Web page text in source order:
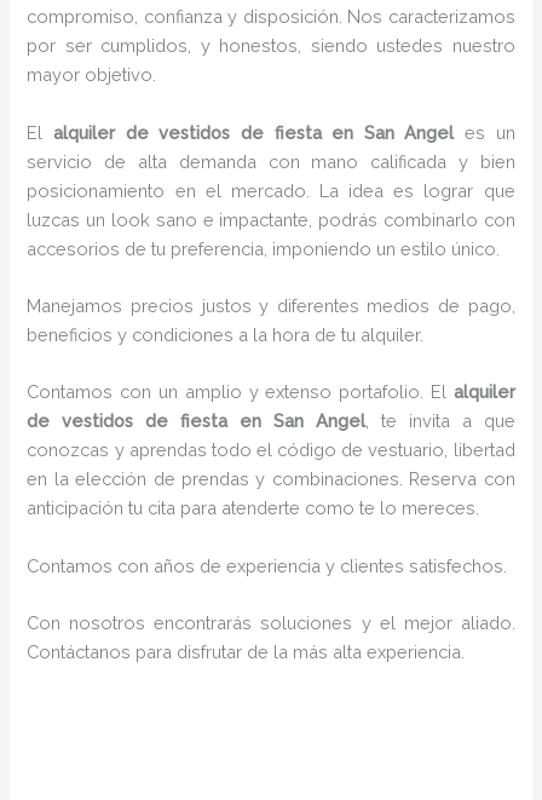
compromiso, confianza y disposición. Nos caracterizamos
por ser cumplidos, y honestos, siendo ustedes nuestro
mayor objetivo.
Elalquiler de vestidos de fiesta en San Angel es un
servicio de alta demanda con mano calificada y bien
posicionamiento en el mercado. La idea es lograr que
luzcas un look sano e impactante, podrás combinarlo con
accesorios de tu preferencia, imponiendo un estilo único.
Manejamos precios justos y diferentes medios de pago,
beneficios y condiciones a la hora de tu alquiler.
Contamos con un amplio y extenso portafolio. El alquiler
de vestidos de fiesta en San Angel, te invita a que
conozcas y aprendas todo el código de vestuario, libertad
en la elección de prendas y combinaciones. Reserva con
anticipación tu cita para atenderte como te lo mereces.
Contamos con años de experiencia y clientes satisfechos.
Con nosotros encontrarás soluciones y el mejor aliado.
Contáctanos para disfrutar de la más alta experiencia.